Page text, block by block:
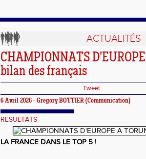
ACTUALITÉS
CHAMPIONNATS
bilan des français
Tweet
6 Avril 2026 - Gregory BOTTIER (Communication)
RESULTATS
LA FRANCE DANS LE TOP 5 !